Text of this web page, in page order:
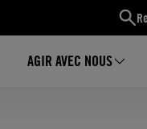
AGIR AVEC NOUS